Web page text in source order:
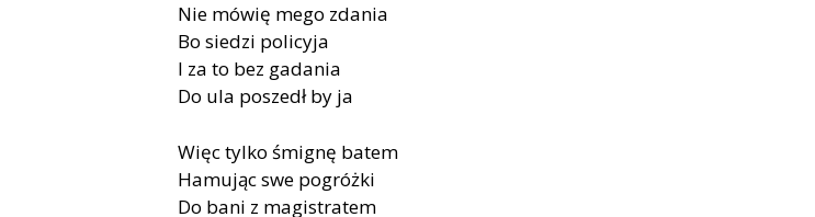
Nie mówię mego zdania
Bo siedzi policyja
I za to bez gadania
Do ula poszedł by ja
Więc tylko śmignę batem
Hamując swe pogróżki
Do bani z magistratem